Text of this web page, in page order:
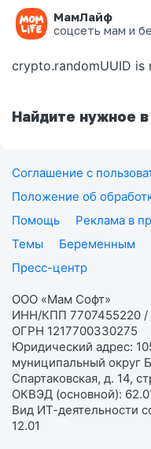
МамЛайф
соцсеть мам и
Ошибка на
crypto.randomUUID is
Найдите нужное в
Соглашение с
Положение об
Помощь
Реклама в
Темы
Беременным
Пресс-центр
ООО «Мам Софт»
ИНН/КПП 7707455220 /
ОГРН 1217700330275
Юридический адрес:
муниципальный округ
Спартаковская, д. 14,
ОКВЭД (основной):
Вид ИТ-деятельности
12.01